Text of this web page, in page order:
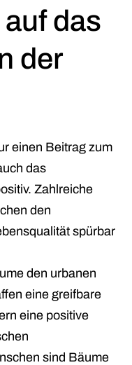
das
der
einen Beitrag zum
das
Zahlreiche
den
spürbar
den urbanen
eine greifbare
eine positive
sind Bäume